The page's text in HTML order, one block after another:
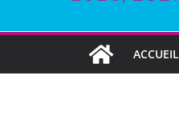
ACCUEIL